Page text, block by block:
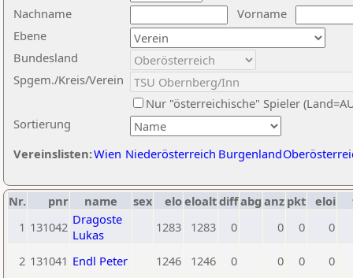
Nachname
Vorname
Ebene
Sortierung
Bundesland
Spgem./Kreis/Verein
Nur "österreichische" Spieler
Vereinslisten:Wien Niederösterreich Burgenland
Nr. pnr name sex eloeloaltdiffabg anz pkt eloi
1 131042 Dragoste
Lukas
1283 1283 0 0 0 0
2 131041 Endl Peter 1246 1246 0 0 0 0